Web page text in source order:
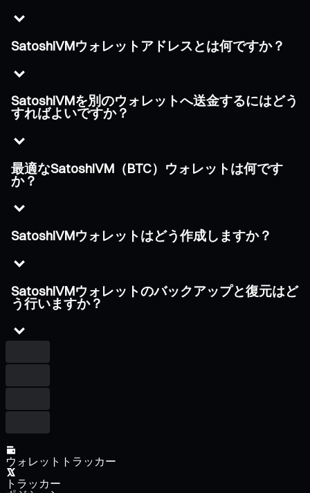
SatoshiVMウォレットアドレスとは何ですか？
SatoshiVMを別のウォレットへ送金するにはどう
すればよいですか？
最適なSatoshiVM（BTC）ウォレットは何です
か？
SatoshiVMウォレットはどう作成しますか？
SatoshiVMウォレットのバックアップと復元はど
う行いますか？
ウォレットトラッカー
トラッカー